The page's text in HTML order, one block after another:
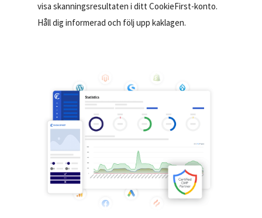
visa skanningsresultaten i ditt CookieFirst-konto.
Håll dig informerad och följ upp kaklagen.